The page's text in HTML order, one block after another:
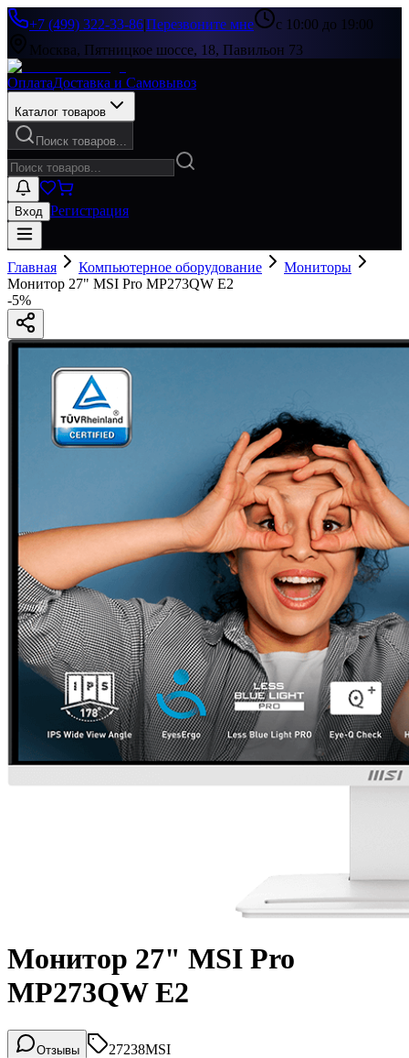
+7 (499) 322-33-86|Перезвоните мне
с 10:00 до 19:00
Москва, Пятницкое шоссе, 18, Павильон 73
ОплатаДоставка и Самовывоз
Каталог товаров
Поиск товаров...
Вход Регистрация
Главная Компьютерное оборудование
Мониторы
Монитор 27" MSI Pro MP273QW E2
-5%
Монитор 27" MSI Pro
MP273QW E2
Отзывы 27238MSI